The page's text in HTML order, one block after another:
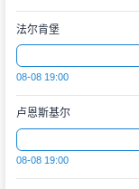
法尔肯堡
08-08 19:00
卢恩斯基尔
08-08 19:00